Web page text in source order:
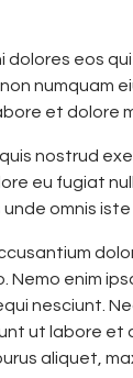
dolores eos
numquam
et dolore
quis nostrud
eu fugiat
omnis
Nemo enim
nesciunt.
ut labore et
aliquet,